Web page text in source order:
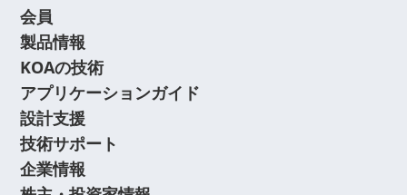
会員
製品情報
KOAの技術
アプリケーションガイド
設計支援
技術サポート
企業情報